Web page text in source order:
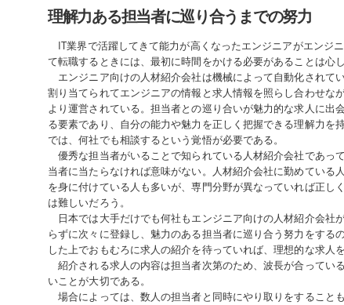
理解力ある担当者に巡り合うまでの努力
IT業界で活躍してきて能力が高くなったエンジニアがエンジ
て転職するときには、最初に時間をかける必要があることは心
エンジニア向けの人材紹介会社は機械によって自動化されて
割り当てられてエンジニアの情報と求人情報を照らし合わせな
より運営されている。担当者との巡り合いが魅力的な求人に出
る要素であり、自分の能力や魅力を正しく把握できる理解力を
では、何社でも相談するという覚悟が必要である。
優秀な担当者がいることで知られている人材紹介会社であっ
当者に当たらなければ意味がない。人材紹介会社に勤めている
を身に付けている人も多いが、専門分野が異なっていれば正し
は難しいだろう。
日本では大手だけでも何社もエンジニア向けの人材紹介会社
らずに次々に登録し、魅力のある担当者に巡り合う努力をする
した上でおもむろに求人の紹介を待っていれば、理想的な求人
紹介される求人の内容は担当者次第のため、波長が合ってい
いことが大切である。
場合によっては、数人の担当者と同時にやり取りをすることも